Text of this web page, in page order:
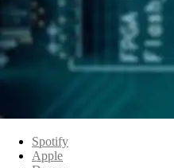
Spotify
Apple